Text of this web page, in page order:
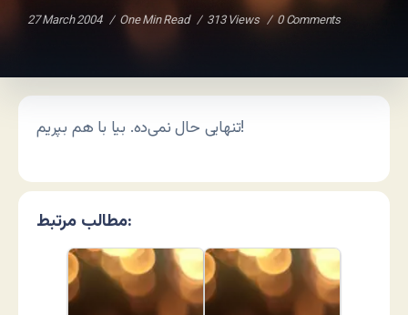
27 March 2004 One Min Read 313 Views 0 Comments
تنهایی حال نمی‌ده. بیا با هم بپریم!
مطالب مرتبط: